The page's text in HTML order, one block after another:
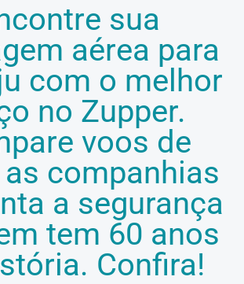
sua
aérea para
com o melhor
no Zupper.
voos de
companhias
a segurança
tem 60 anos
Confira!